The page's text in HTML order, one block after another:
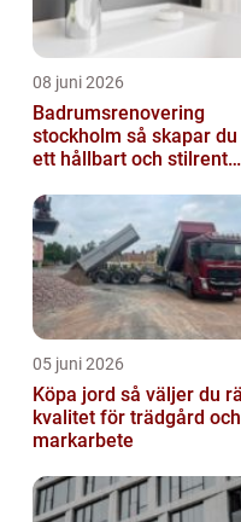
08 juni 2026
Badrumsrenovering
stockholm så skapar du
ett hållbart och stilrent
05 juni 2026
Köpa jord så väljer du rätt
kvalitet för trädgård och
markarbete